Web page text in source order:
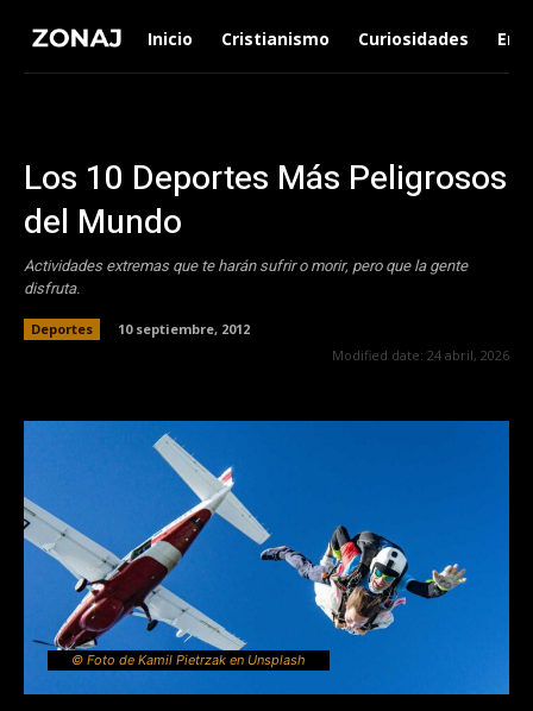
Inicio Cristianismo Curiosidades
Los 10 Deportes Más Peligrosos
del Mundo
Actividades extremas que te harán sufrir o morir, pero que la gente
disfruta.
Deportes
10 septiembre, 2012
Modified date: 24 abril, 2026
© Foto de Kamil Pietrzak en Unsplash